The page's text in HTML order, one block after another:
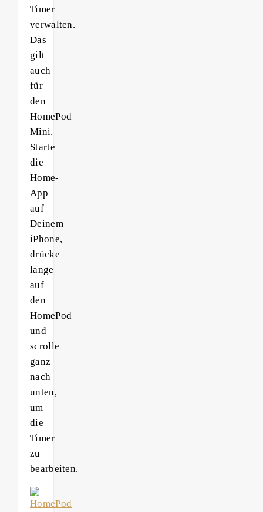
Timer
verwalten.
Das
gilt
auch
für
den
HomePod
Mini.
Starte
die
Home-
App
auf
Deinem
iPhone,
drücke
lange
auf
den
HomePod
und
scrolle
ganz
nach
unten,
um
die
Timer
zu
bearbeiten.